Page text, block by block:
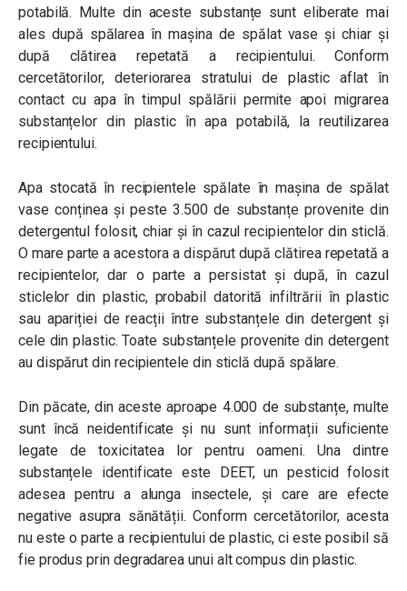
potabilă. Multe din aceste substanțe sunt eliberate mai
ales după spălarea în mașina de spălat vase și chiar și
după clătirea repetată a recipientului. Conform
cercetătorilor, deteriorarea stratului de plastic aflat în
contact cu apa în timpul spălării permite apoi migrarea
substanțelor din plastic în apa potabilă, la reutilizarea
recipientului.
Apa stocată în recipientele spălate în mașina de spălat
vase conținea și peste 3.500 de substanțe provenite din
detergentul folosit, chiar și în cazul recipientelor din sticlă.
O mare parte a acestora a dispărut după clătirea repetată a
recipientelor, dar o parte a persistat și după, în cazul
sticlelor din plastic, probabil datorită infiltrării în plastic
sau apariției de reacții între substanțele din detergent și
cele din plastic. Toate substanțele provenite din detergent
au dispărut din recipientele din sticlă după spălare.
Din păcate, din aceste aproape 4.000 de substanțe, multe
sunt încă neidentificate și nu sunt informații suficiente
legate de toxicitatea lor pentru oameni. Una dintre
substanțele identificate este DEET, un pesticid folosit
adesea pentru a alunga insectele, și care are efecte
negative asupra sănătății. Conform cercetătorilor, acesta
nu este o parte a recipientului de plastic, ci este posibil să
fie produs prin degradarea unui alt compus din plastic.